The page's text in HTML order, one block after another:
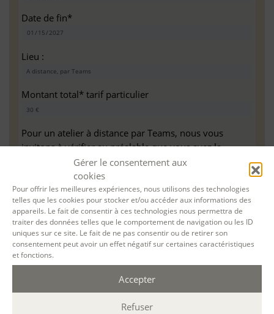
Gérer le consentement aux
cookies
Pour offrir les meilleures expériences, nous utilisons des technologies
telles que les cookies pour stocker et/ou accéder aux informations des
appareils. Le fait de consentir à ces technologies nous permettra de
traiter des données telles que le comportement de navigation ou les ID
uniques sur ce site. Le fait de ne pas consentir ou de retirer son
consentement peut avoir un effet négatif sur certaines caractéristiques
et fonctions.
Accepter
Refuser
Date de fin*
Lieu :
Montant total* tarif particulier
Pour un atelier à distance par Teams, nous vous
invitons à vérifier au préalable que vous avez la
configuration minimale requise pour pouvoir travailler
dans les meilleures conditions : Configuration
matérielle requise pourMicrosoft Teams | Microsoft
Learn
Accessibilité : ALEPH-ÉCRITURE est sensible à l’inclusion des
personnes en situation de handicap. Si vous avez besoin
d’un aménagement spécifique de programme, n’hésitez pas
à nous contacter en amont de votre inscription afin